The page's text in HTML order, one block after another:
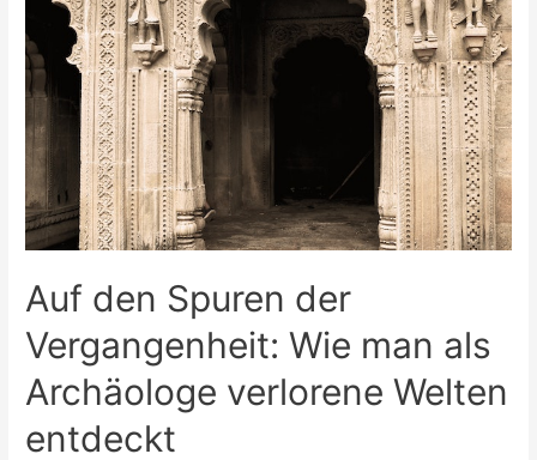
Stoffe
Auf den Spuren der
Vergangenheit: Wie man als
Archäologe verlorene Welten
entdeckt